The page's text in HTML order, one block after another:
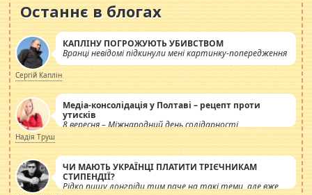
Останнє в блогах
КАПЛІНУ ПОГРОЖУЮТЬ УБИВСТВОМ
Вранці невідомі підкинули мені картинку-попередження
Сергій Каплін
Медіа-консолідація у Полтаві – рецепт проти
утисків
8 вересня – Міжнародний день солідарності
журналістів.
Надія Труш
ЧИ МАЮТЬ УКРАЇНЦІ ПЛАТИТИ ТРІЄЧНИКАМ
СТИПЕНДІЇ?
Рідко пишу лонгріди тим паче на такі теми, але вже